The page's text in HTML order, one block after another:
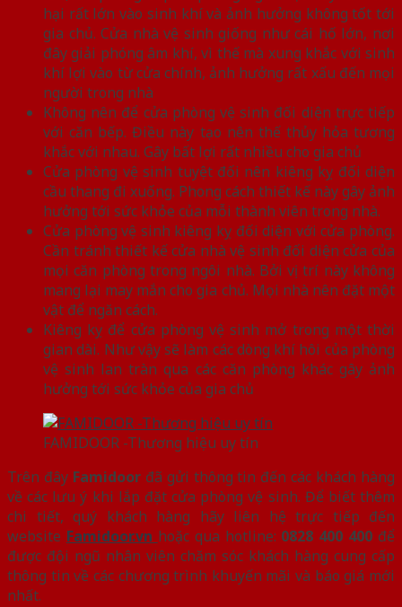
hại rất lớn vào sinh khí và ảnh hưởng không tốt tới
gia chủ. Cửa nhà vệ sinh giống như cái hố lớn, nơi
đây giải phóng âm khí, vì thế mà xung khắc với sinh
khí lợi vào từ cửa chính, ảnh hưởng rất xấu đến mọi
người trong nhà
Không nên để cửa phòng vệ sinh đối diện trực tiếp
với căn bếp. Điều này tạo nên thế thủy hỏa tương
khắc với nhau. Gây bất lợi rất nhiều cho gia chủ
Cửa phòng vệ sinh tuyệt đối nên kiêng kỵ đối diện
cầu thang đi xuống. Phong cách thiết kế này gây ảnh
hưởng tới sức khỏe của mỗi thành viên trong nhà.
Cửa phòng vệ sinh kiêng kỵ đối diện với cửa phòng.
Cần tránh thiết kế cửa nhà vệ sinh đối diện cửa của
mọi căn phòng trong ngôi nhà. Bởi vị trí này không
mang lại may mắn cho gia chủ. Mọi nhà nên đặt một
vật để ngăn cách.
Kiêng kỵ để cửa phòng vệ sinh mở trong một thời
gian dài. Như vậy sẽ làm các dòng khí hôi của phòng
vệ sinh lan tràn qua các căn phòng khác gây ảnh
hưởng tới sức khỏe của gia chủ
FAMIDOOR -Thương hiệu uy tín
Trên đâyFamidoorđã gửi thông tin đến các khách hàng
về các lưu ý khi lắp đặt cửa phòng vệ sinh. Để biết thêm
chi tiết, quý khách hàng hãy liên hệ trực tiếp đến
website Famidoor.vn hoặc qua hotline: 0828 400 400 để
được đội ngũ nhân viên chăm sóc khách hàng cung cấp
thông tin về các chương trình khuyến mãi và báo giá mới
nhất.